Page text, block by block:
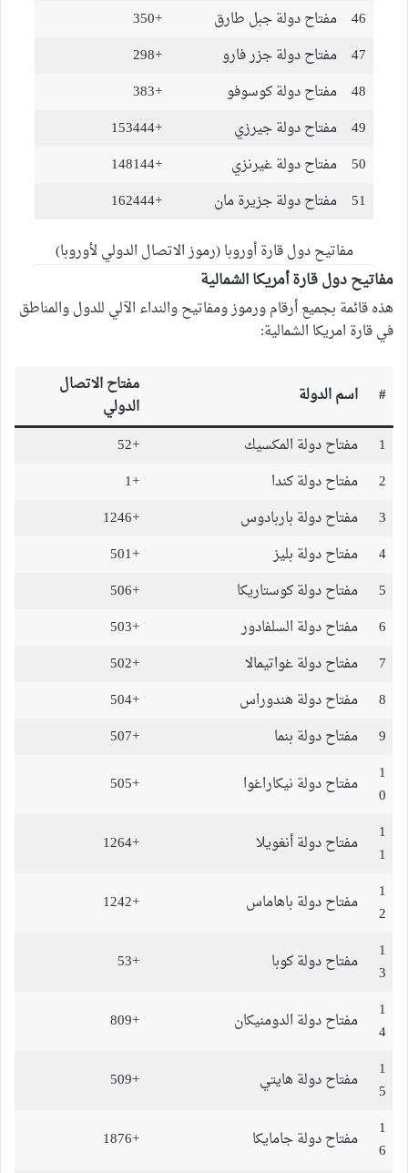
46 مفتاح دولة جبل طارق
+350
47 مفتاح دولة جزر فارو
+298
48 مفتاح دولة كوسوفو
+383
49 مفتاح دولة جيرزي
+153444
50 مفتاح دولة غيرنزي
+148144
51 مفتاح دولة جزيرة مان
+162444
مفاتيح دول قارة أوروبا (رموز الاتصال الدولي لأوروبا)
مفاتيح دول قارة أمريكا الشمالية
هذه قائمة بجميع أرقام ورموز ومفاتيح والنداء الآلي للدول والمناطق
في قارة امريكا الشمالية:
# اسم الدولة
مفتاح الاتصال
الدولي
1
مفتاح دولة المكسيك
+52
2
مفتاح دولة كندا
+1
3
مفتاح دولة باربادوس
+1246
4
مفتاح دولة بليز
+501
5
مفتاح دولة كوستاريكا
+506
6
مفتاح دولة السلفادور
+503
7
مفتاح دولة غواتيمالا
+502
8
مفتاح دولة هندوراس
+504
9
مفتاح دولة بنما
+507
1
0
مفتاح دولة نيكاراغوا
+505
1
1
مفتاح دولة أنغويلا
+1264
1
2
مفتاح دولة باهاماس
+1242
1
3
مفتاح دولة كوبا
+53
1
4
مفتاح دولة الدومنيكان
+809
1
5
مفتاح دولة هايتي
+509
1
6
مفتاح دولة جامايكا
+1876